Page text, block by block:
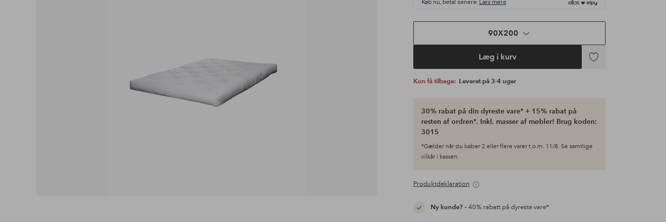
Køb nu, betal senere. Læs mere
90X200
Læg i kurv
Tilføj
Kun få tilbage: Leveret på 3-4 uger
30% rabat på din dyreste vare* + 15% rabat på
resten af ordren*. Inkl. masser af møbler! Brug koden:
3015
*Gælder når du køber 2 eller flere varer t.o.m. 11/8. Se samtlige
vilkår i kassen.
Produktdeklaration
Ny kunde?– 40% rabatt på dyreste vare*